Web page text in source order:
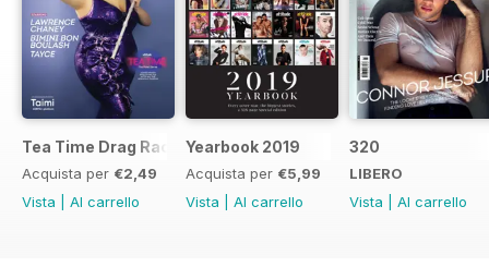
Tea Time Drag Race UK Digital Special
Acquista per €2,49
Vista
Al carrello
Yearbook 2019
Acquista per €5,99
Vista
Al carrello
320
LIBERO
Vista
Al carrello